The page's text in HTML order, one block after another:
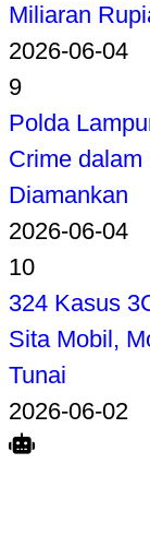
Miliaran
2026-06-04
9
Polda
Crime dalam
Diamankan
2026-06-04
10
324 Kasus
Sita Mobil,
Tunai
2026-06-02